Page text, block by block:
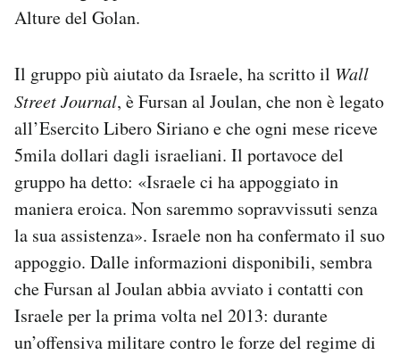
Alture del Golan.
Il gruppo più aiutato da Israele, ha scritto il Wall
Street Journal, è Fursan al Joulan, che non è legato
all’Esercito Libero Siriano e che ogni mese riceve
5mila dollari dagli israeliani. Il portavoce del
gruppo ha detto: «Israele ci ha appoggiato in
maniera eroica. Non saremmo sopravvissuti senza
la sua assistenza». Israele non ha confermato il suo
appoggio. Dalle informazioni disponibili, sembra
che Fursan al Joulan abbia avviato i contatti con
Israele per la prima volta nel 2013: durante
un’offensiva militare contro le forze del regime di